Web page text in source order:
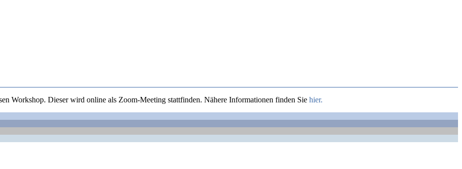
Workshop. Dieser wird online als Zoom-Meeting stattfinden. Nähere Informationen finden Sie hier.